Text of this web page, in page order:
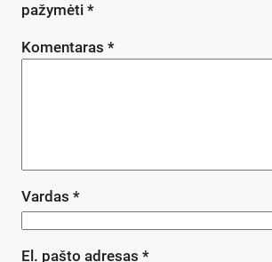
pažymėti *
Komentaras *
Vardas *
El. pašto adresas *